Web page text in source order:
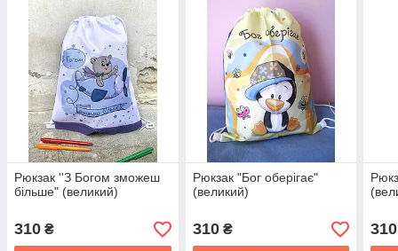
Рюкзак ''З Богом зможеш
більше" (великий)
310 ₴
Рюкзак "Бог оберігає"
(великий)
310₴ 310